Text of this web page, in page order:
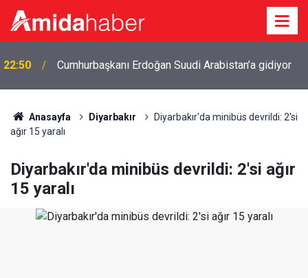
21:47
MGK’den çözüm süreci mesajı: Tarihi bir merhale
Anasayfa Diyarbakır
Diyarbakır'da minibüs devrildi: 2'si
ağır 15 yaralı
Diyarbakır'da minibüs devrildi: 2'si ağır
15 yaralı